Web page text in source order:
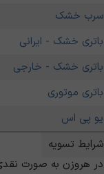
سرب خشک
باتری خشک - ایرانی
باتری خشک - خارجی
باتری موتوری
یو پی اس
شرایط تسویه
در هروزن به صورت نقدی تسویه